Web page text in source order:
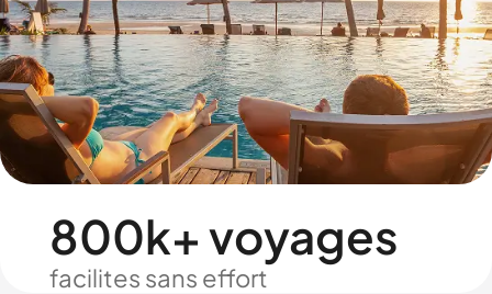
800k+ voyages
facilites sans effort